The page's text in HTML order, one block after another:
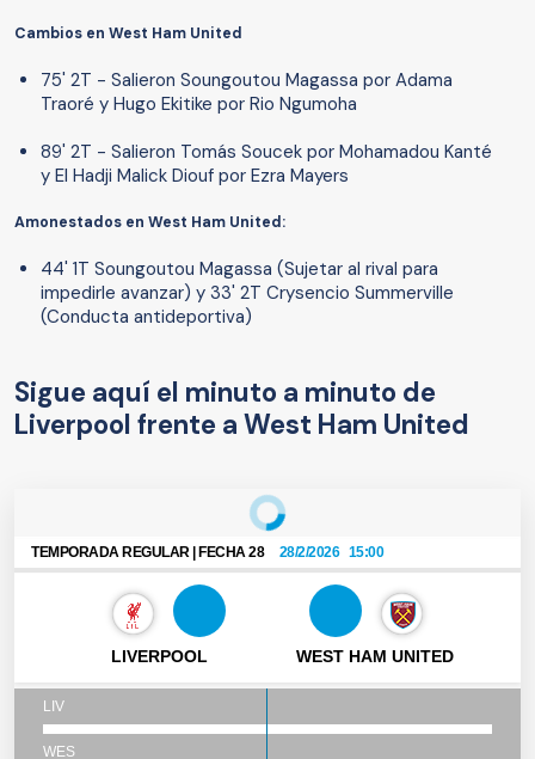
Cambios en West Ham United
75' 2T - Salieron Soungoutou Magassa por Adama
Traoré y Hugo Ekitike por Rio Ngumoha
89' 2T - Salieron Tomás Soucek por Mohamadou Kanté
y El Hadji Malick Diouf por Ezra Mayers
Amonestados en West Ham United:
44' 1T Soungoutou Magassa (Sujetar al rival para
impedirle avanzar) y 33' 2T Crysencio Summerville
(Conducta antideportiva)
Sigue aquí el minuto a minuto de
Liverpool frente a West Ham United